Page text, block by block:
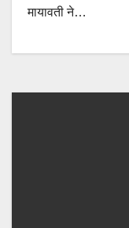
मायावती ने…